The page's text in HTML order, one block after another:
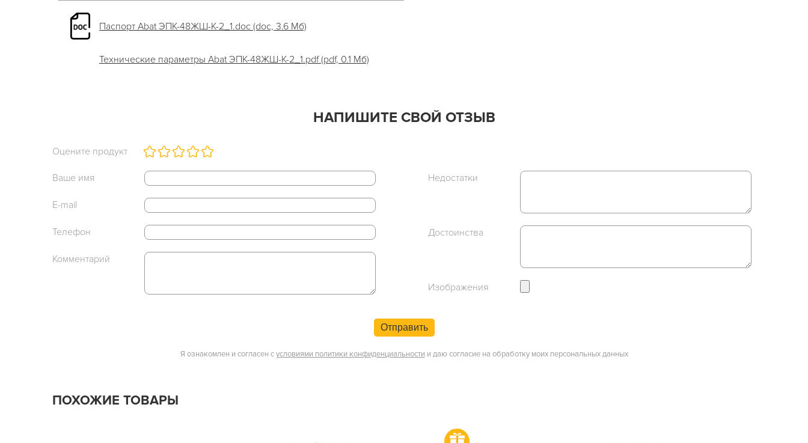
Паспорт Abat ЭПК-48ЖШ-К-2_1.doc (doc, 3.6 Мб)
Технические параметры Abat ЭПК-48ЖШ-К-2_1.pdf (pdf, 0.1 Мб)
НАПИШИТЕ СВОЙ ОТЗЫВ
Оцените продукт
Ваше имя
E-mail
Телефон
Комментарий
Недостатки
Достоинства
Изображения
Отправить
Я ознакомлен и согласен сусловиями политики конфиденциальности и даю согласие на обработку моих персональных данных
ПОХОЖИЕ ТОВАРЫ